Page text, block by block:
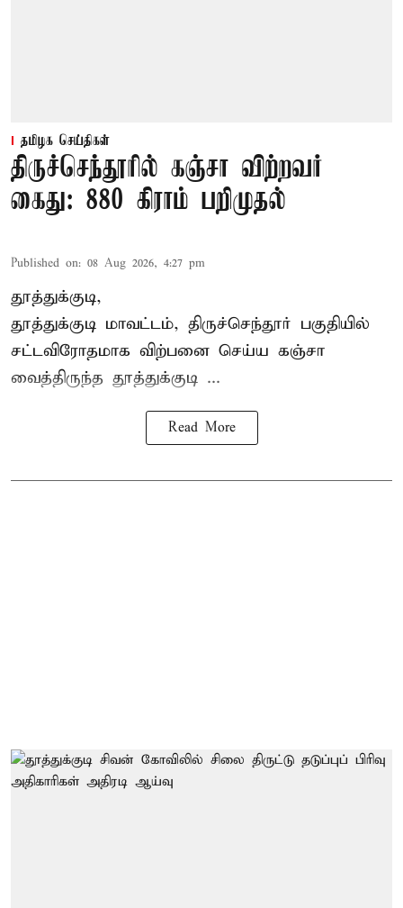
தமிழக செய்திகள்
திருச்செந்தூரில் கஞ்சா விற்றவர்
கைது: 880 கிராம் பறிமுதல்
Published on: 08 Aug 2026, 4:27 pm
தூத்துக்குடி,
தூத்துக்குடி மாவட்டம், திருச்செந்தூர் பகுதியில்
சட்டவிரோதமாக விற்பனை செய்ய கஞ்சா
வைத்திருந்த தூத்துக்குடி ...
Read More